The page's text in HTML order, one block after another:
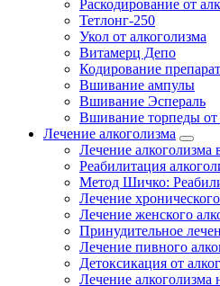
Раскодирование от
Тетлонг-250
Укол от алкоголизма
Витамерц Депо
Кодирование
Вшивание ампулы
Вшивание Эспераль
Вшивание торпеды от
Лечение алкоголизма
Лечение алкоголизма
Реабилитация
Метод Шичко:
Лечение
Лечение женского
Принудительное
Лечение пивного
Детоксикация от
Лечение алкоголизма